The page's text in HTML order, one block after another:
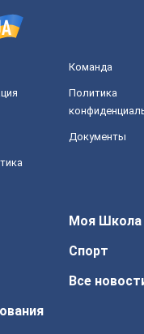
Команда
Политика
Документы
Моя Школа
Спорт
Все